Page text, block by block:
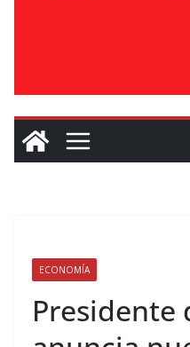
ECONOMÍA
Presidente